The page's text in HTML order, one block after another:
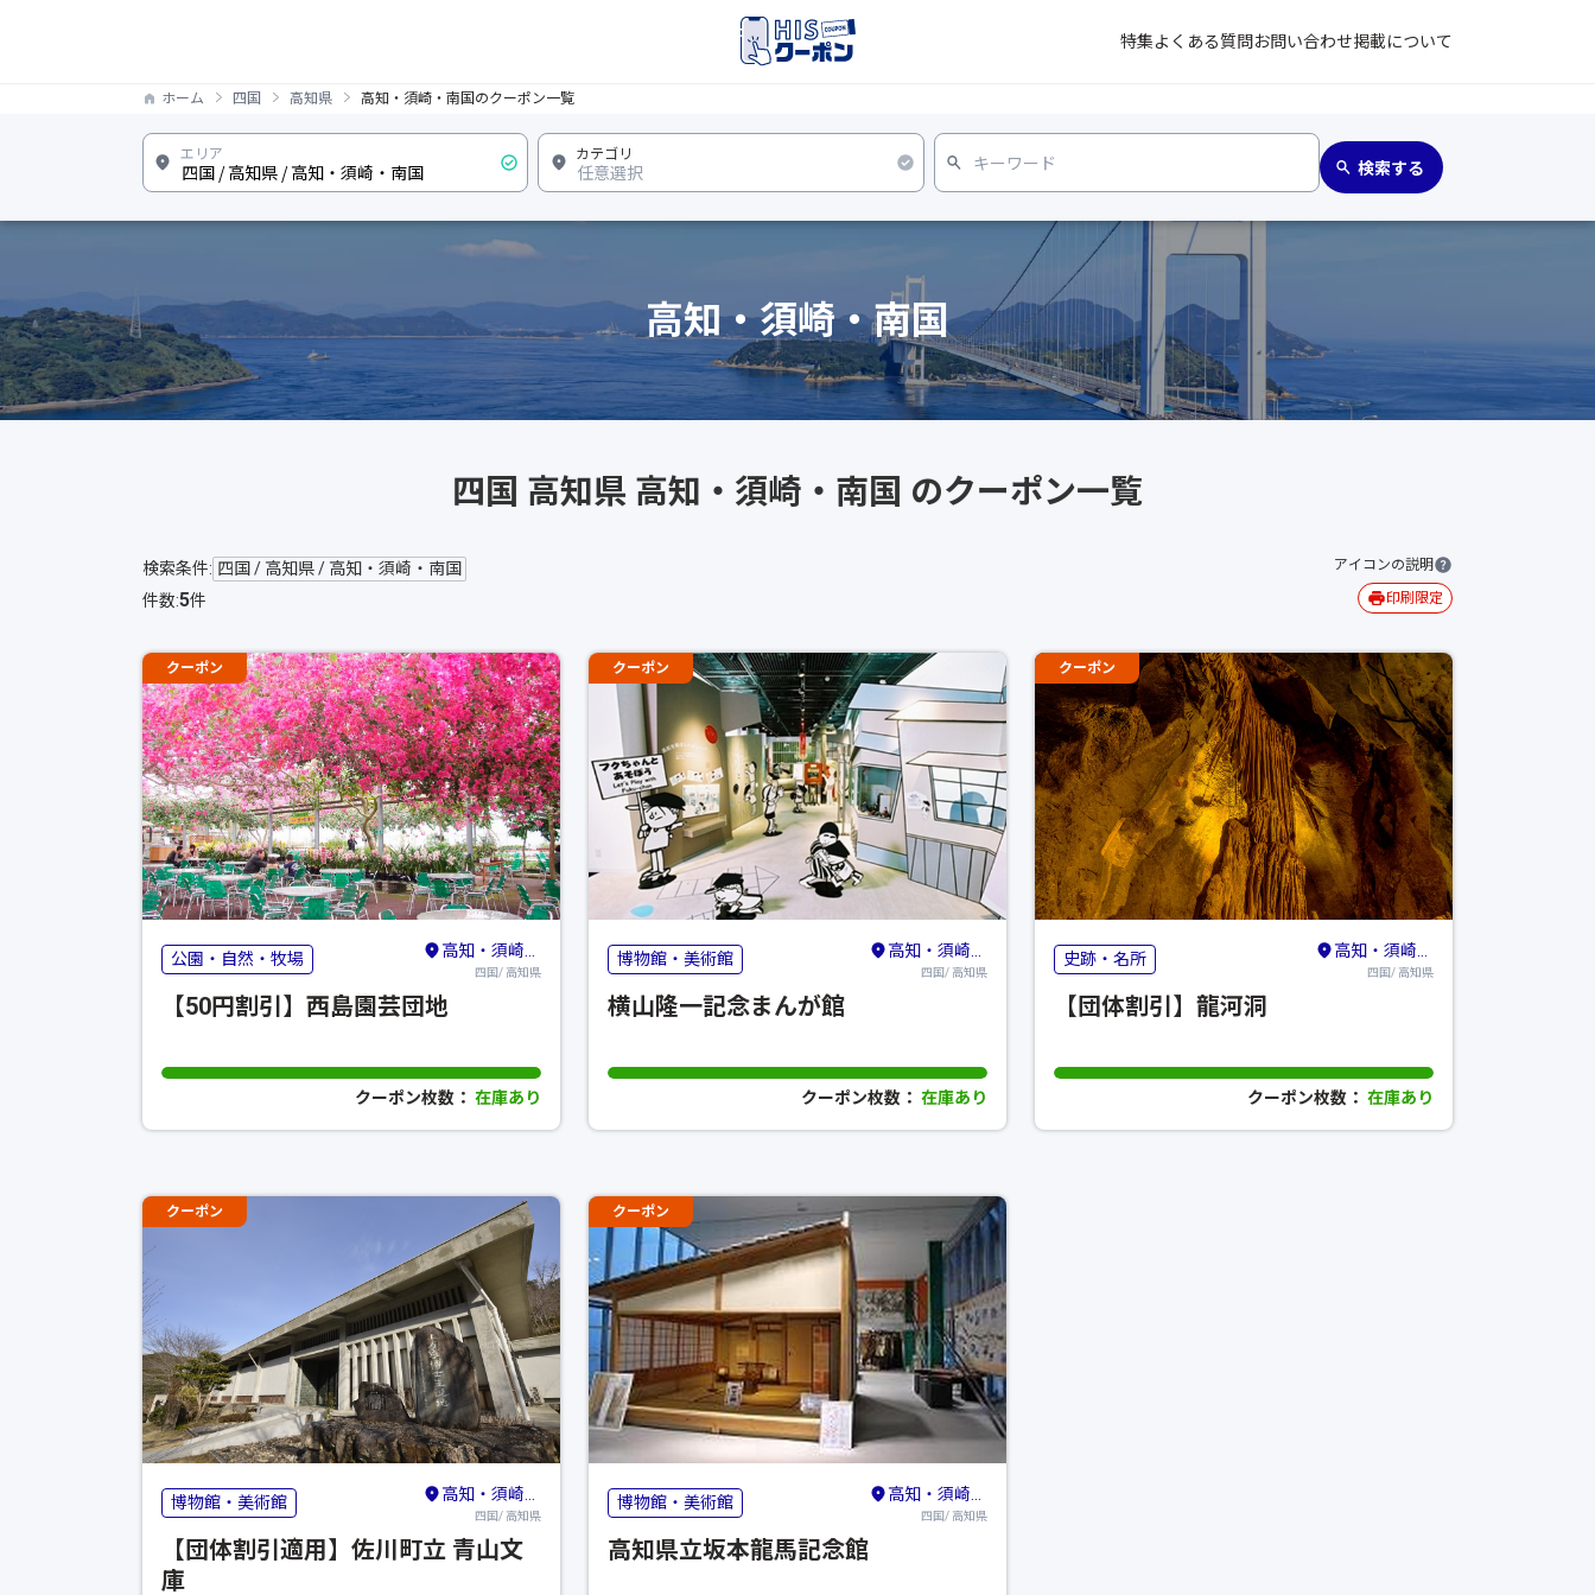
特集よくある質問お問い合わせ掲載について
ホーム 四国 高知県 高知・須崎・南国のクーポン一覧
高知・須崎・南国
四国 高知県 高知・須崎・南国 のクーポン一覧
検索条件: 四国 / 高知県 / 高知・須崎・南国
件数:5件
アイコンの説明
印刷限定
クーポン
公園・自然・牧場 高知・須崎・南国
四国/ 高知県
【50円割引】西島園芸団地
クーポン枚数： 在庫あり
クーポン
博物館・美術館 高知・須崎・南国
四国/ 高知県
横山隆一記念まんが館
クーポン枚数： 在庫あり
クーポン
史跡・名所 高知・須崎・南国
四国/ 高知県
【団体割引】龍河洞
クーポン枚数： 在庫あり
クーポン
博物館・美術館 高知・須崎・南国
四国/ 高知県
【団体割引適用】佐川町立 青山文
庫
クーポン
博物館・美術館 高知・須崎・南国
四国/ 高知県
高知県立坂本龍馬記念館